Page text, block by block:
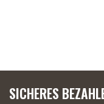
SICHERES